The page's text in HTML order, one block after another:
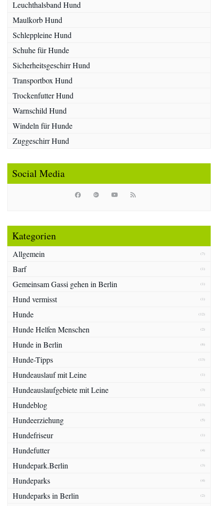
Leuchthalsband Hund
Maulkorb Hund
Schleppleine Hund
Schuhe für Hunde
Sicherheitsgeschirr Hund
Transportbox Hund
Trockenfutter Hund
Warnschild Hund
Windeln für Hunde
Zuggeschirr Hund
Social Media
Kategorien
Allgemein (7)
Barf (1)
Gemeinsam Gassi gehen in Berlin (1)
Hund vermisst (1)
Hunde (12)
Hunde Helfen Menschen (2)
Hunde in Berlin (6)
Hunde-Tipps (13)
Hundeauslauf mit Leine (1)
Hundeauslaufgebiete mit Leine (3)
Hundeblog (13)
Hundeerziehung (5)
Hundefriseur (1)
Hundefutter (4)
Hundepark.Berlin (3)
Hundeparks (4)
Hundeparks in Berlin (2)